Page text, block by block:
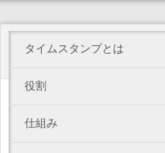
タイムスタンプとは
役割
仕組み